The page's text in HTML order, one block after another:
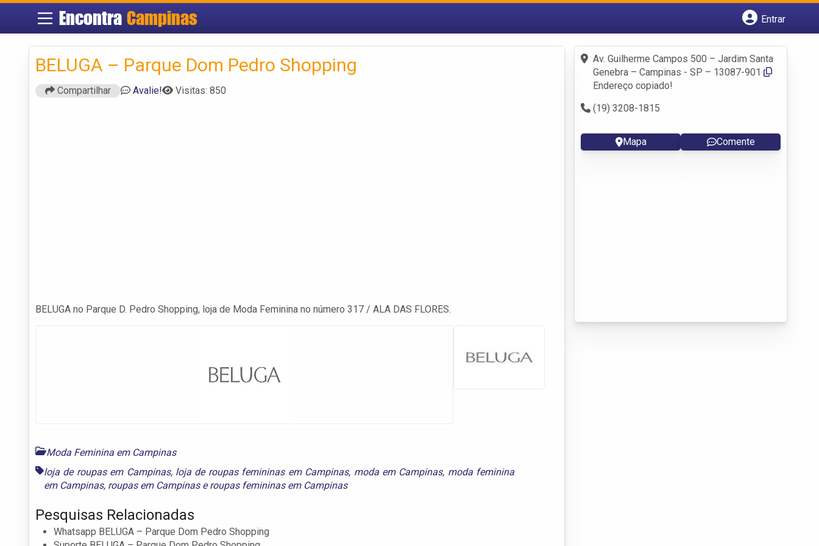
EncontraCampinas
Entrar
Fazer login
Criar conta
BELUGA – Parque Dom Pedro Shopping
Compartilhar Avalie! Visitas: 850
BELUGA no Parque D. Pedro Shopping, loja de Moda Feminina no número 317 / ALA DAS FLORES.
Moda Feminina em Campinas
loja de roupas em Campinas, loja de roupas femininas em Campinas, moda em Campinas, moda feminina
em Campinas, roupas em Campinaseroupas femininas em Campinas
Pesquisas Relacionadas
Whatsapp BELUGA – Parque Dom Pedro Shopping
Av. Guilherme Campos 500 – Jardim Santa
Genebra – Campinas - SP – 13087-901
Endereço copiado!
(19) 3208-1815
Mapa Comente